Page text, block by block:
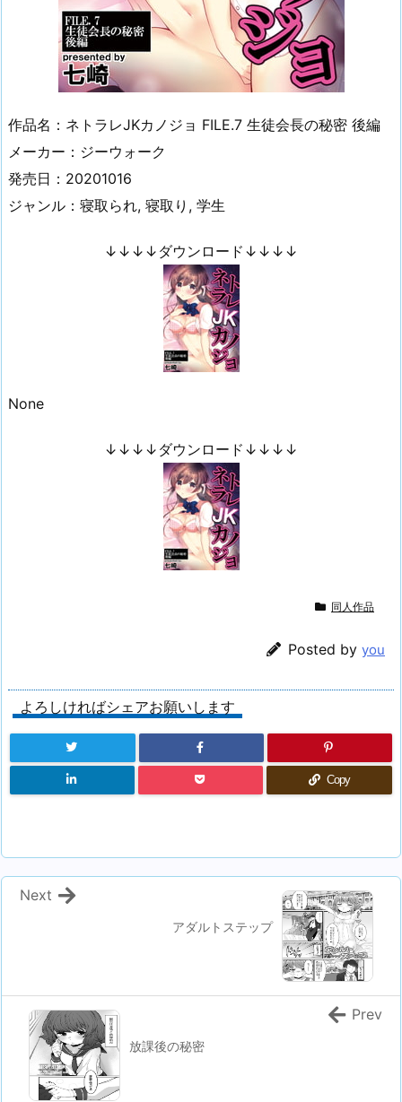
作品名：ネトラレJKカノジョ FILE.7 生徒会長の秘密 後編
メーカー：ジーウォーク
発売日：20201016
ジャンル：寝取られ, 寝取り, 学生
↓↓↓↓ダウンロード↓↓↓↓
None
↓↓↓↓ダウンロード↓↓↓↓
同人作品
Posted by you
よろしければシェアお願いします
Copy
アダルトステップ
Next
放課後の秘密
Prev